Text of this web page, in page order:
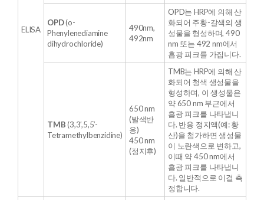
ELISA
OPD(o-
Phenylenediamine
dihydrochloride)
490nm,
492nm
OPD는 HRP에 의해 산
화되어 주황-갈색의 생
성물을 형성하며, 490
nm 또는 492 nm에서
흡광 피크를 가집니다.
TMB(3,3′,5,5′-
Tetramethylbenzidine)
650 nm
(발색반
응)
450 nm
(정지후)
TMB는 HRP에 의해 산
화되어 청색 생성물을
형성하며, 이 생성물은
약 650 nm 부근에서
흡광 피크를 나타냅니
다. 반응 정지액(예: 황
산)을 첨가하면 생성물
이 노란색으로 변하고,
이때 약 450 nm에서
흡광 피크를 나타냅니
다. 일반적으로 이걸 측
정합니다.